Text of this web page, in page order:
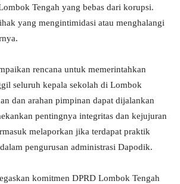
Tengah yang bebas dari korupsi.
yang mengintimidasi atau menghalangi
rencana untuk memerintahkan
seluruh kepala sekolah di Lombok
dan arahan pimpinan dapat dijalankan
pentingnya integritas dan kejujuran
melaporkan jika terdapat praktik
pengurusan administrasi Dapodik.
komitmen DPRD Lombok Tengah